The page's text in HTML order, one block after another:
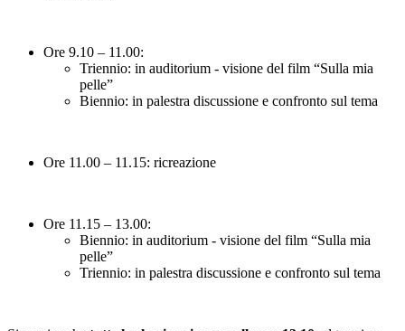
Ore 9.10 – 11.00:
Triennio: in auditorium - visione del film “Sulla mia
pelle”
Biennio: in palestra discussione e confronto sul tema
Ore 11.00 – 11.15: ricreazione
Ore 11.15 – 13.00:
Biennio: in auditorium - visione del film “Sulla mia
pelle”
Triennio: in palestra discussione e confronto sul tema